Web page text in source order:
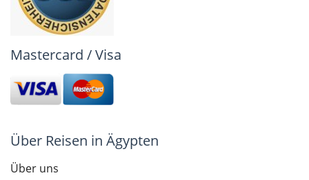
Mastercard / Visa
Über Reisen in Ägypten
Über uns